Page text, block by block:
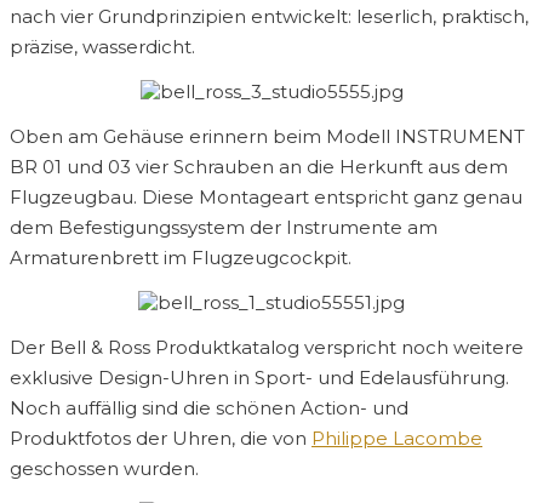
nach vier Grundprinzipien entwickelt: leserlich, praktisch,
präzise, wasserdicht.
Oben am Gehäuse erinnern beim Modell INSTRUMENT
BR 01 und 03 vier Schrauben an die Herkunft aus dem
Flugzeugbau. Diese Montageart entspricht ganz genau
dem Befestigungssystem der Instrumente am
Armaturenbrett im Flugzeugcockpit.
Der Bell & Ross Produktkatalog verspricht noch weitere
exklusive Design-Uhren in Sport- und Edelausführung.
Noch auffällig sind die schönen Action- und
Produktfotos der Uhren, die von Philippe Lacombe
geschossen wurden.